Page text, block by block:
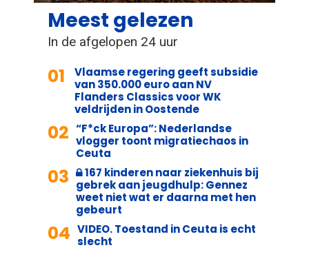
Meest gelezen
In de afgelopen 24 uur
01
Vlaamse regering geeft subsidie
van 350.000 euro aan NV
Flanders Classics voor WK
veldrijden in Oostende
02 “F*ck Europa”: Nederlandse
vlogger toont migratiechaos in
Ceuta
03
167 kinderen naar ziekenhuis bij
gebrek aan jeugdhulp: Gennez
weet niet wat er daarna met hen
gebeurt
04 VIDEO. Toestand in Ceuta is echt
slecht